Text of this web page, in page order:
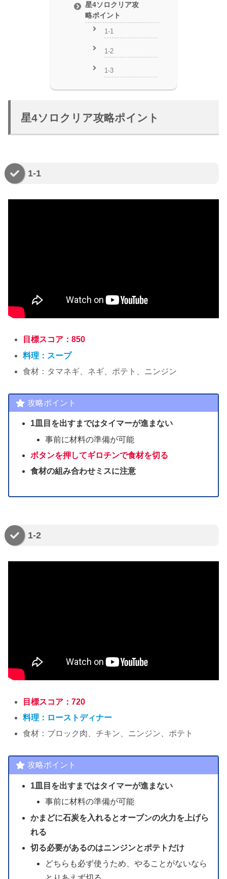
星4ソロクリア攻
略ポイント
1-1
1-2
1-3
星4ソロクリア攻略ポイント
1-1
目標スコア：850
料理：スープ
食材：タマネギ、ネギ、ポテト、ニンジン
攻略ポイント
1皿目を出すまではタイマーが進まない
事前に材料の準備が可能
ボタンを押してギロチンで食材を切る
食材の組み合わせミスに注意
1-2
目標スコア：720
料理：ローストディナー
食材：ブロック肉、チキン、ニンジン、ポテト
攻略ポイント
1皿目を出すまではタイマーが進まない
事前に材料の準備が可能
かまどに石炭を入れるとオーブンの火力を上げら
れる
切る必要があるのはニンジンとポテトだけ
どちらも必ず使うため、やることがないなら